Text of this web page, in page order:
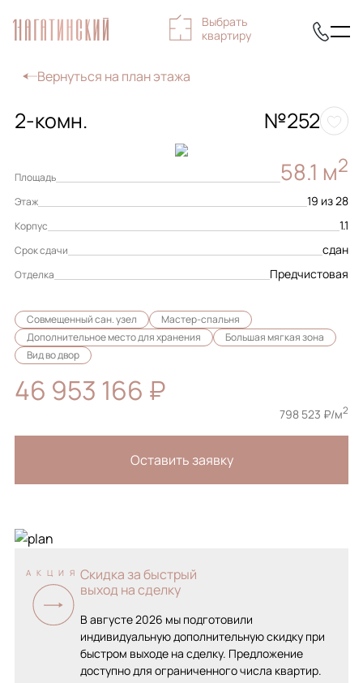
Выбрать
квартиру
Вернуться на план этажа
Площадь 58.1 м2
Этаж 19 из 28
Корпус 1.1
Срок сдачи сдан
Отделка Предчистовая
Совмещенный сан. узел
Мастер-спальня
Дополнительное место для хранения
Большая мягкая зона
Вид во двор
46 953 166 ₽
798 523 ₽/м2
Оставить заявку
2-комн. №252
АКЦИЯ Скидка за быстрый
выход на сделку
В августе 2026 мы подготовили
индивидуальную дополнительную скидку при
быстром выходе на сделку. Предложение
доступно для ограниченного числа квартир.